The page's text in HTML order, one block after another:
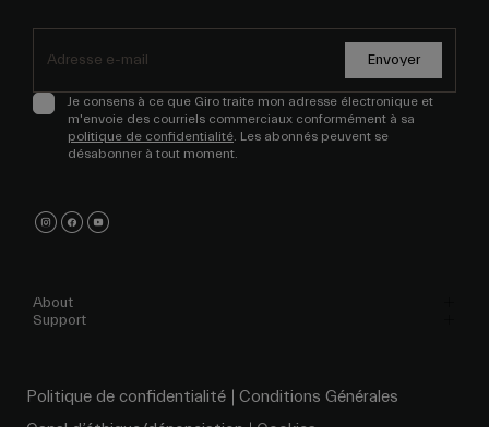
Envoyer
Je consens à ce que Giro traite mon adresse électronique et
m'envoie des courriels commerciaux conformément à sa
politique de confidentialité. Les abonnés peuvent se
désabonner à tout moment.
About
Support
Politique de confidentialité
Conditions Générales